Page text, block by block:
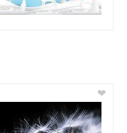
❤